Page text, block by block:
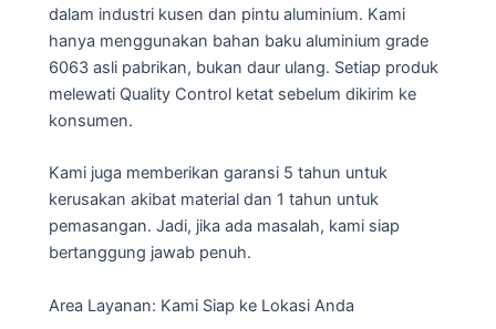
dalam industri kusen dan pintu aluminium. Kami
hanya menggunakan bahan baku aluminium grade
6063 asli pabrikan, bukan daur ulang. Setiap produk
melewati Quality Control ketat sebelum dikirim ke
konsumen.
Kami juga memberikan garansi 5 tahun untuk
kerusakan akibat material dan 1 tahun untuk
pemasangan. Jadi, jika ada masalah, kami siap
bertanggung jawab penuh.
Area Layanan: Kami Siap ke Lokasi Anda